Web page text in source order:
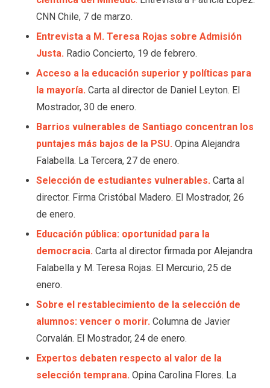
CNN Chile, 7 de marzo.
Entrevista a M. Teresa Rojas sobre Admisión
Justa. Radio Concierto, 19 de febrero.
Acceso a la educación superior y políticas para
la mayoría. Carta al director de Daniel Leyton. El
Mostrador, 30 de enero.
Barrios vulnerables de Santiago concentran los
puntajes más bajos de la PSU. Opina Alejandra
Falabella. La Tercera, 27 de enero.
Selección de estudiantes vulnerables. Carta al
director. Firma Cristóbal Madero. El Mostrador, 26
de enero.
Educación pública: oportunidad para la
democracia. Carta al director firmada por Alejandra
Falabella y M. Teresa Rojas. El Mercurio, 25 de
enero.
Sobre el restablecimiento de la selección de
alumnos: vencer o morir. Columna de Javier
Corvalán. El Mostrador, 24 de enero.
Expertos debaten respecto al valor de la
selección temprana. Opina Carolina Flores. La